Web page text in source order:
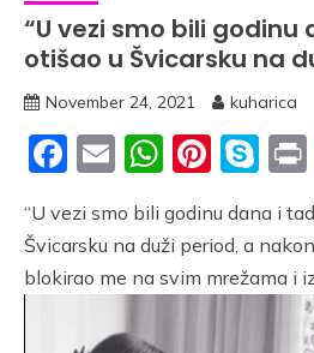
“U vezi smo bili
otišao u Švicarsku na
November 24, 2021 kuharica
Facebook
Email
“U vezi smo bili godinu dana i
Švicarsku na duži period, a
blokirao me na svim mrežama i